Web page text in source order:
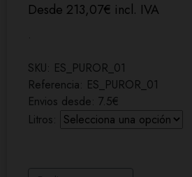
Desde 213,07€ incl. IVA
.
SKU: ES_PUROR_01
Referencia: ES_PUROR_01
Envios desde: 7.5€
Litros: